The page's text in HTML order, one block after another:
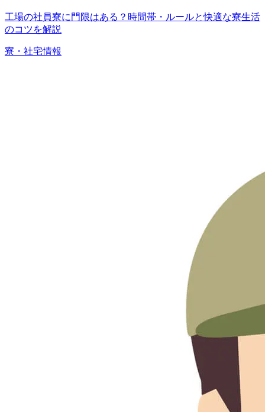
工場の社員寮に門限はある？時間帯・ルールと快適な寮生活
のコツを解説
寮・社宅情報